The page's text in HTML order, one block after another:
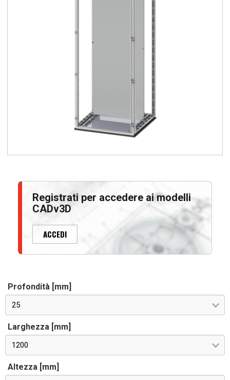
Registrati per accedere ai modelli
CADv3D
ACCEDI
Profondità [mm]
25
Larghezza [mm]
1200
Altezza [mm]